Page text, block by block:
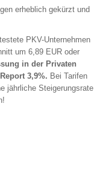
erheblich gekürzt und
PKV-Unternehmen
um 6,89 EUR oder
in der Privaten
3,9%. Bei Tarifen
jährliche Steigerungsrate